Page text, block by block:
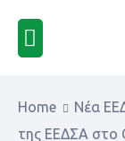
Home Νέα
της ΕΕΔΣΑ στο